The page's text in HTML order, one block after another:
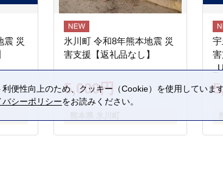
震 災
氷川町 令和8年熊本地震 災
害支援【返礼品なし】
5,000円
害
便性向上のため、クッキー（Cookie）を使用してい
バシーポリシーをお読みください。